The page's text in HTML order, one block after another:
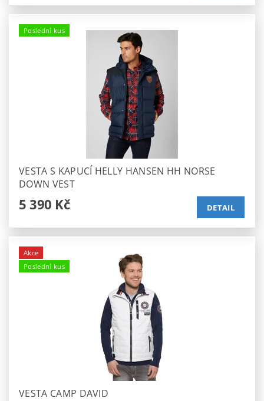
Poslední kus
VESTA S KAPUCÍ HELLY HANSEN HH NORSE
DOWN VEST
5 390 Kč DETAIL
Akce
Poslední kus
VESTA CAMP DAVID